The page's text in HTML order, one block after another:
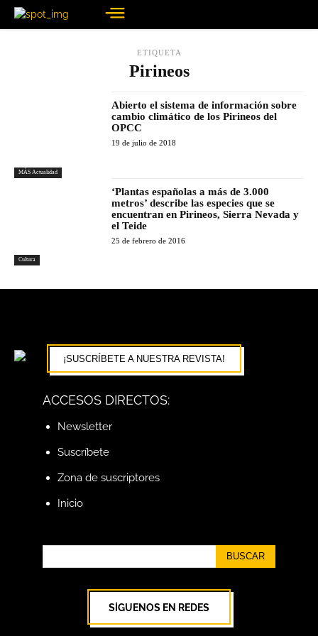
ETIQUETA
Pirineos
MÁS Actualidad
Abierto el sistema de información sobre
cambio climático de los Pirineos del
OPCC
19 de julio de 2018
Cultura
‘Plantas españolas a más de 3.000
metros’ describe las especies que se
encuentran en Pirineos, Sierra Nevada y
el Teide
25 de febrero de 2016
¡SUSCRÍBETE A NUESTRA REVISTA!
ACCESOS DIRECTOS:
Newsletter
Suscríbete
Zona de suscriptores
Inicio
BUSCAR
SÍGUENOS EN REDES